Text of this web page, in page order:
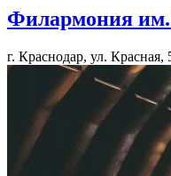
Филармония
г. Краснодар, ул. Красная,